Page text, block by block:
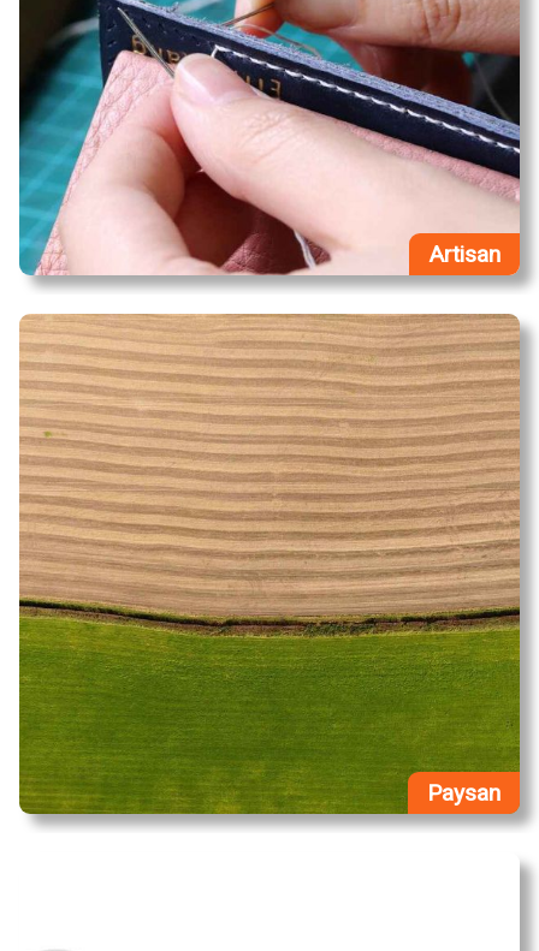
Artisan
Paysan